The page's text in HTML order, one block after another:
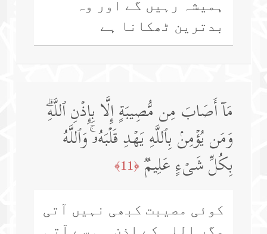
ہمیشہ رہیں گے اور وہ
بدترین ٹھکانا ہے
مَاۤ أَصَابَ مِن مُّصِیبَةٍ إِلَّا بِإِذۡنِ ٱللَّهِۗ
وَمَن یُؤۡمِنۢ بِٱللَّهِ یَهۡدِ قَلۡبَهُۥۚ وَٱللَّهُ
بِكُلِّ شَیۡءٍ عَلِیمࣱ ﴿11﴾
کوئی مصیبت کبھی نہیں آتی
مگر اللہ کے اذن ہی سے آتی